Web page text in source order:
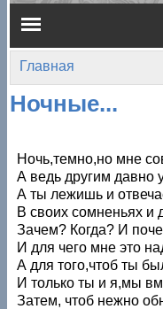
Главное меню
Вы здесь
Главная
Ночные...
Ночь,темно,но мне
А ведь другим давно
А ты лежишь и
В своих сомненьях и
Зачем? Когда? И
И для чего мне это
А для того,чтоб ты
И только ты и я,мы
Затем, чтоб нежно